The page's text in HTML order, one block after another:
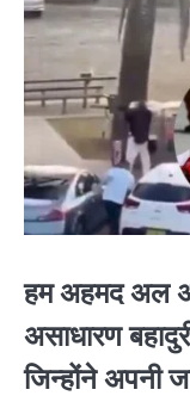
हम अहमद अल
असाधारण
जिन्होंने अपनी